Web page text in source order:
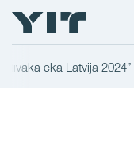
ēka Latvijā